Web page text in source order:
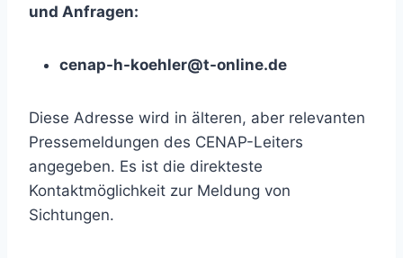
und Anfragen:
cenap-h-koehler@t-online.de
Diese Adresse wird in älteren, aber relevanten
Pressemeldungen des CENAP-Leiters
angegeben. Es ist die direkteste
Kontaktmöglichkeit zur Meldung von
Sichtungen.